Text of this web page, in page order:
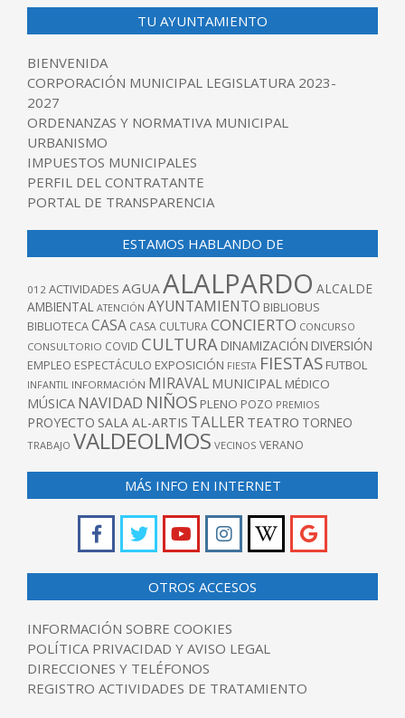
TU AYUNTAMIENTO
BIENVENIDA
CORPORACIÓN MUNICIPAL LEGISLATURA 2023-
2027
ORDENANZAS Y NORMATIVA MUNICIPAL
URBANISMO
IMPUESTOS MUNICIPALES
PERFIL DEL CONTRATANTE
PORTAL DE TRANSPARENCIA
ESTAMOS HABLANDO DE
012 ACTIVIDADES AGUA ALALPARDO ALCALDE
AMBIENTAL ATENCIÓN AYUNTAMIENTO BIBLIOBUS
BIBLIOTECACASA CASA CULTURACONCIERTO CONCURSO
CONSULTORIO COVID CULTURA DINAMIZACIÓN DIVERSIÓN
EMPLEO ESPECTÁCULO EXPOSICIÓN FIESTA FIESTAS FUTBOL
INFANTIL INFORMACIÓN MIRAVAL MUNICIPAL MÉDICO
MÚSICA NAVIDAD NIÑOS PLENO POZO PREMIOS
PROYECTO SALA AL-ARTIS TALLER TEATRO TORNEO
TRABAJO VALDEOLMOS VECINOS VERANO
MÁS INFO EN INTERNET
OTROS ACCESOS
INFORMACIÓN SOBRE COOKIES
POLÍTICA PRIVACIDAD Y AVISO LEGAL
DIRECCIONES Y TELÉFONOS
REGISTRO ACTIVIDADES DE TRATAMIENTO